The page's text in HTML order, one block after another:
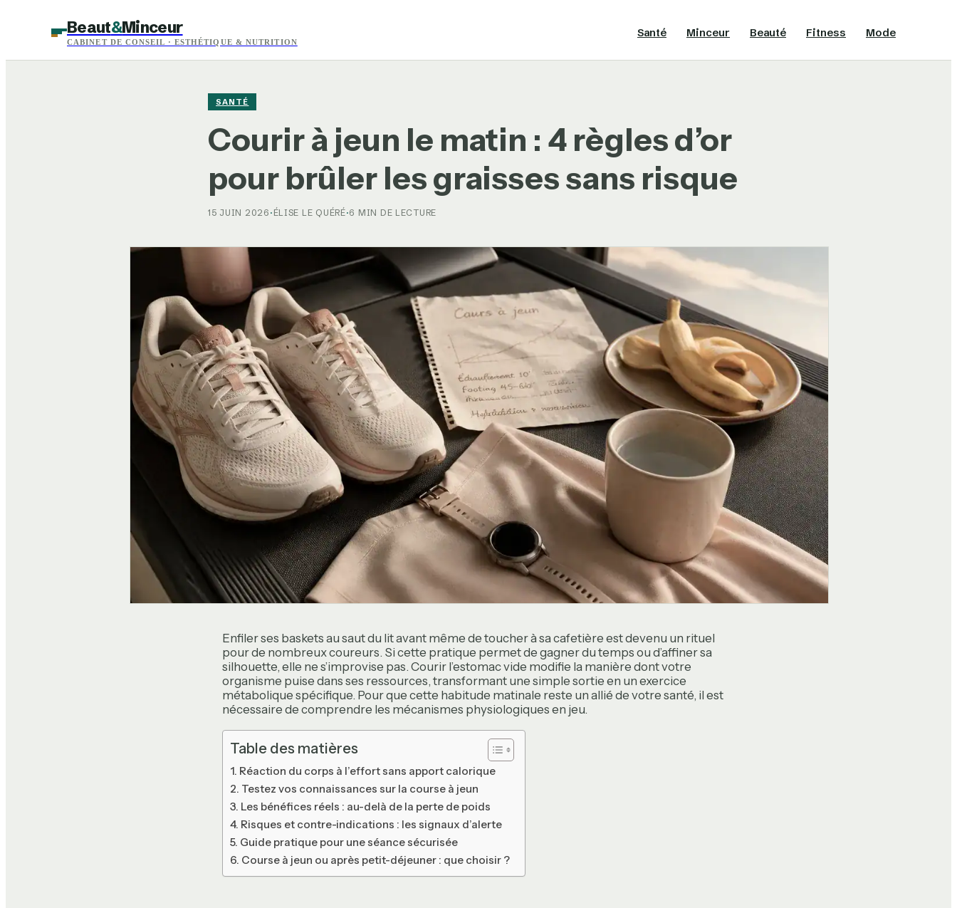
Beaut&Minceur
CABINET DE CONSEIL · ESTHÉTIQUE & NUTRITION
Santé Minceur Beauté Fitness Mode
SANTÉ
Courir à jeun le matin : 4 règles d’or
pour brûler les graisses sans risque
15 JUIN 2026 · ÉLISE LE QUÉRÉ·6 MIN DE LECTURE
Enfiler ses baskets au saut du lit avant même de toucher à sa cafetière est devenu un rituel
pour de nombreux coureurs. Si cette pratique permet de gagner du temps ou d’affiner sa
silhouette, elle ne s’improvise pas. Courir l’estomac vide modifie la manière dont votre
organisme puise dans ses ressources, transformant une simple sortie en un exercice
métabolique spécifique. Pour que cette habitude matinale reste un allié de votre santé, il est
nécessaire de comprendre les mécanismes physiologiques en jeu.
Table des matières
Réaction du corps à l’effort sans apport calorique
Testez vos connaissances sur la course à jeun
Les bénéfices réels : au-delà de la perte de poids
Risques et contre-indications : les signaux d’alerte
Guide pratique pour une séance sécurisée
Course à jeun ou après petit-déjeuner : que choisir ?